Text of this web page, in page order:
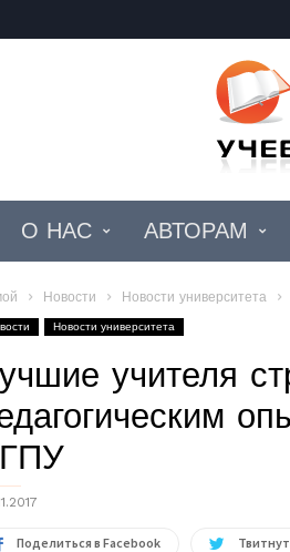
О НАС АВТОРАМ
Новости Новости университета
Новости университета
учителя
Поделиться в Facebook